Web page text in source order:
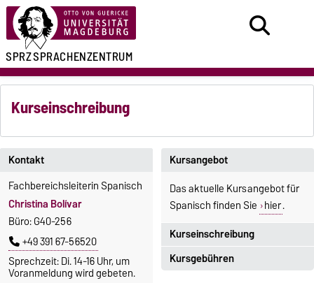
SPRZSPRACHENZENTRUM
Kurseinschreibung
Kontakt
Fachbereichsleiterin Spanisch
Christina Bolívar
Büro: G40-256
+49 391 67-56520
Sprechzeit: Di. 14-16 Uhr, um
Voranmeldung wird gebeten.
Kurseinschreibung
Einschreibezeitraum:
Kursangebot
Das aktuelle Kursangebot für
Spanisch finden Sie hier.
Kursgebühren